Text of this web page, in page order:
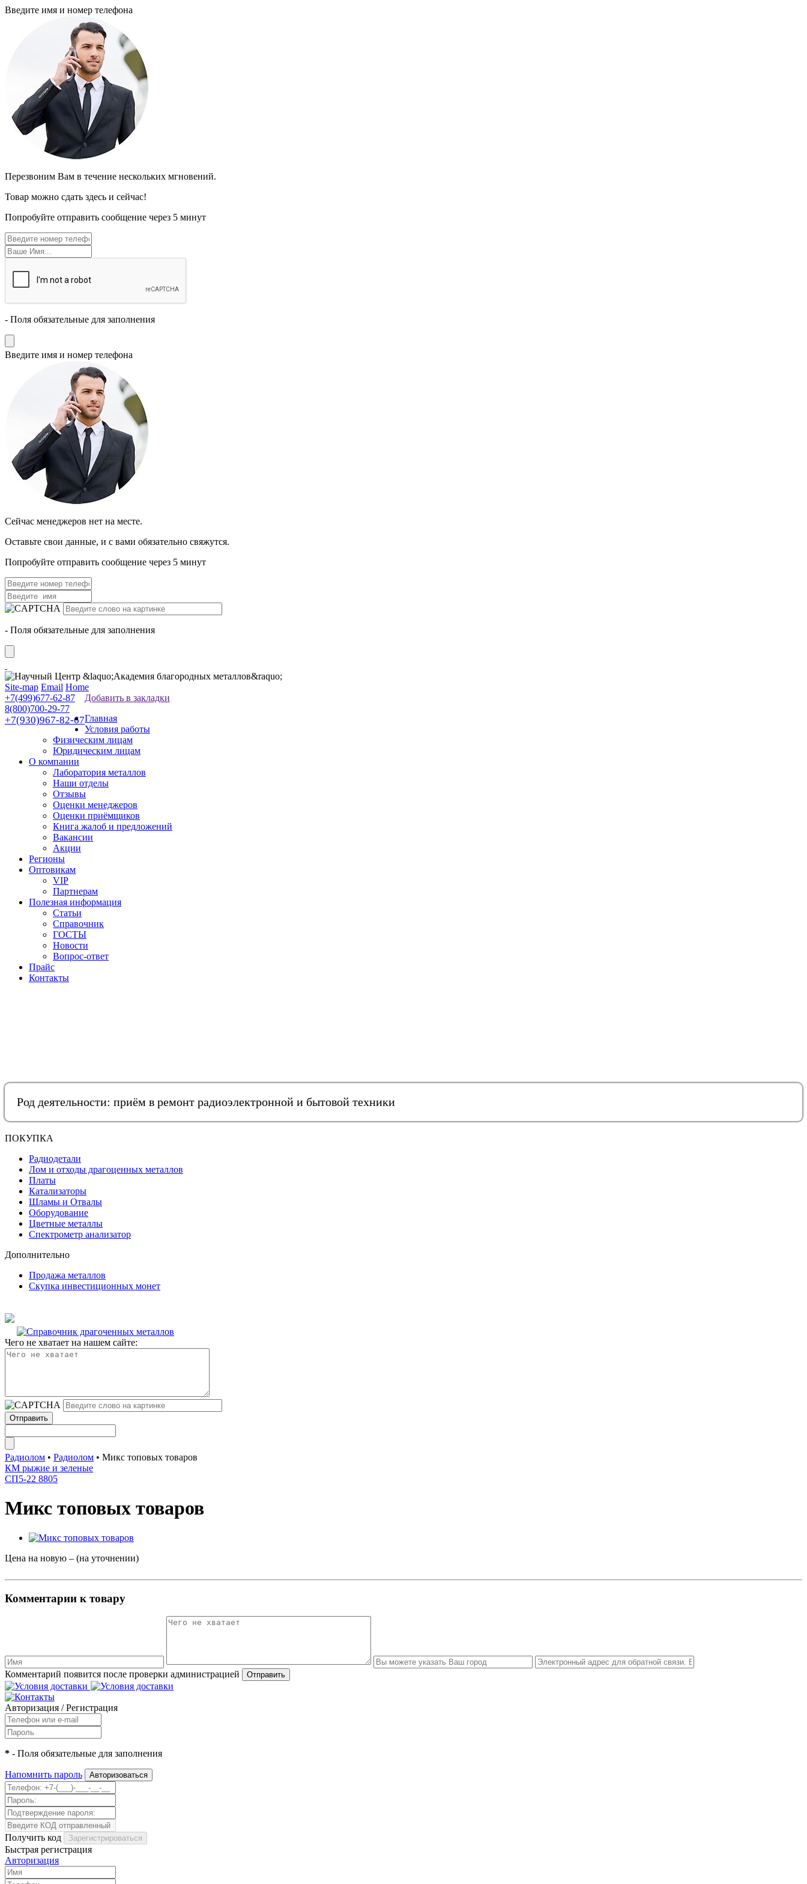
Введите имя и номер телефона
Перезвоним Вам в течение нескольких мгновений.
Товар можно сдать здесь и сейчас!
Попробуйте отправить сообщение через 5 минут
- Поля обязательные для заполнения
Введите имя и номер телефона
Cейчас менеджеров нет на месте.
Оставьте свои данные, и с вами обязательно свяжутся.
Попробуйте отправить сообщение через 5 минут
- Поля обязательные для заполнения
Site-map Email Home
+7(499)677-62-87
8(800)700-29-77
+7(930)967-82-67
Добавить в закладки
Главная
Условия работы
Физическим лицам
Юридическим лицам
О компании
Лаборатория металлов
Наши отделы
Отзывы
Оценки менеджеров
Оценки приёмщиков
Книга жалоб и предложений
Вакансии
Акции
Регионы
Оптовикам
VIP
Партнерам
Полезная информация
Статьи
Справочник
ГОСТЫ
Новости
Вопрос-ответ
Прайс
Контакты
Род деятельности: приём в ремонт радиоэлектронной и бытовой техники
ПОКУПКА
Радиодетали
Лом и отходы драгоценных металлов
Платы
Катализаторы
Шламы и Отвалы
Оборудование
Цветные металлы
Спектрометр анализатор
Дополнительно
Продажа металлов
Скупка инвестиционных монет
Чего не хватает на нашем сайте:
Радиолом • Радиолом • Микс топовых товаров
КМ рыжие и зеленые
СП5-22 8805
Микс топовых товаров
Цена на новую – (на уточнении)
Комментарии к товару
Комментарий появится после проверки администрацией
Авторизация /Регистрация
* - Поля обязательные для заполнения
Напомнить пароль
Получить код
Быстрая регистрация
Авторизация